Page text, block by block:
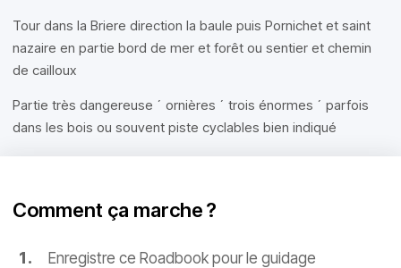
Tour dans la Briere direction la baule puis Pornichet et saint
nazaire en partie bord de mer et forêt ou sentier et chemin
de cailloux
Partie très dangereuse ´ ornières ´ trois énormes ´ parfois
dans les bois ou souvent piste cyclables bien indiqué
Comment ça marche ?
Enregistre ce Roadbook pour le guidage